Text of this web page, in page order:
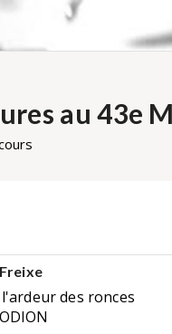
au 43e
des ronces